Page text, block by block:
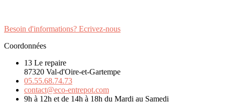
Besoin d'informations? Ecrivez-nous
Coordonnées
13 Le repaire
87320 Val-d'Oire-et-Gartempe
05.55.68.74.73
contact@eco-entrepot.com
9h à 12h et de 14h à 18h du Mardi au Samedi